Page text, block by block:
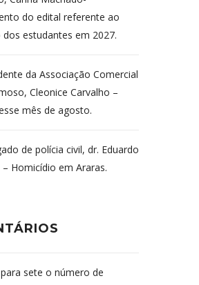
do edital referente ao
dos estudantes em 2027.
da Associação Comercial
Cleonice Carvalho –
mês de agosto.
de polícia civil, dr. Eduardo
– Homicídio em Araras.
sete o número de